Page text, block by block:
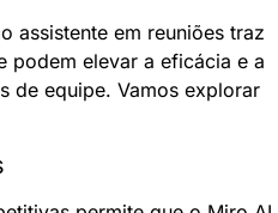
assistente em reuniões traz
podem elevar a eficácia e a
de equipe. Vamos explorar